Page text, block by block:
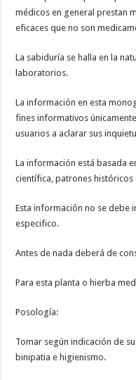
médicos en general prestan
eficaces que no son
La sabiduría se halla en la
laboratorios.
La información en esta
fines informativos
usuarios a aclarar sus
La información está basada
científica, patrones históricos
Esta información no se debe
especifico.
Antes de nada deberá de
Para esta planta o hierba
Posología:
Tomar según indicación de
binipatia e higienismo.